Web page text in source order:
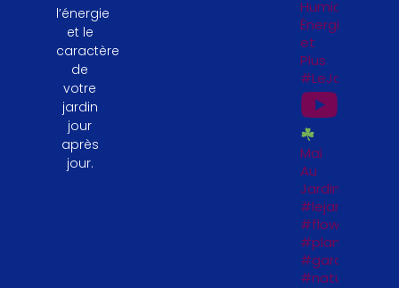
l’énergie
et le
caractère
de
votre
jardin
jour
après
jour.
Humidité,
Énergie
et
Plus
Mai
Au
Jardin
#flowers
#garden
#naturelovers